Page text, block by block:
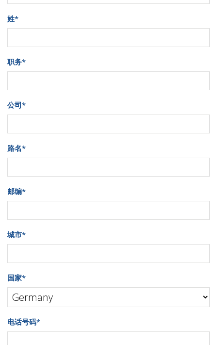
姓*
职务*
公司*
路名*
邮编*
城市*
国家*
电话号码*